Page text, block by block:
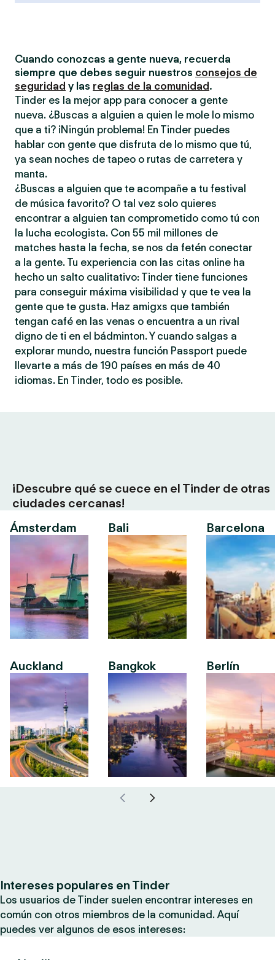
Cuando conozcas a gente nueva, recuerda
siempre que debes seguir nuestros consejos de
seguridad y las reglas de la comunidad .
Tinder es la mejor app para conocer a gente
nueva. ¿Buscas a alguien a quien le mole lo mismo
que a ti? ¡Ningún problema! En Tinder puedes
hablar con gente que disfruta de lo mismo que tú,
ya sean noches de tapeo o rutas de carretera y
manta.
¿Buscas a alguien que te acompañe a tu festival
de música favorito? O tal vez solo quieres
encontrar a alguien tan comprometido como tú con
la lucha ecologista. Con 55 mil millones de
matches hasta la fecha, se nos da fetén conectar
a la gente. Tu experiencia con las citas online ha
hecho un salto cualitativo: Tinder tiene funciones
para conseguir máxima visibilidad y que te vea la
gente que te gusta. Haz amigxs que también
tengan café en las venas o encuentra a un rival
digno de ti en el bádminton. Y cuando salgas a
explorar mundo, nuestra función Passport puede
llevarte a más de 190 países en más de 40
idiomas. En Tinder, todo es posible.
¡Descubre qué se cuece en el Tinder de otras
ciudades cercanas!
Ámsterdam
Auckland
Bali
Bangkok
Barcelona
Berlín
Intereses populares en Tinder
Los usuarios de Tinder suelen encontrar intereses en
común con otros miembros de la comunidad. Aquí
puedes ver algunos de esos intereses: